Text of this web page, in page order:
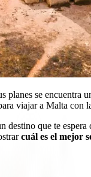
planes se encuentra
viajar a Malta con
destino que te
cuál es el mejor